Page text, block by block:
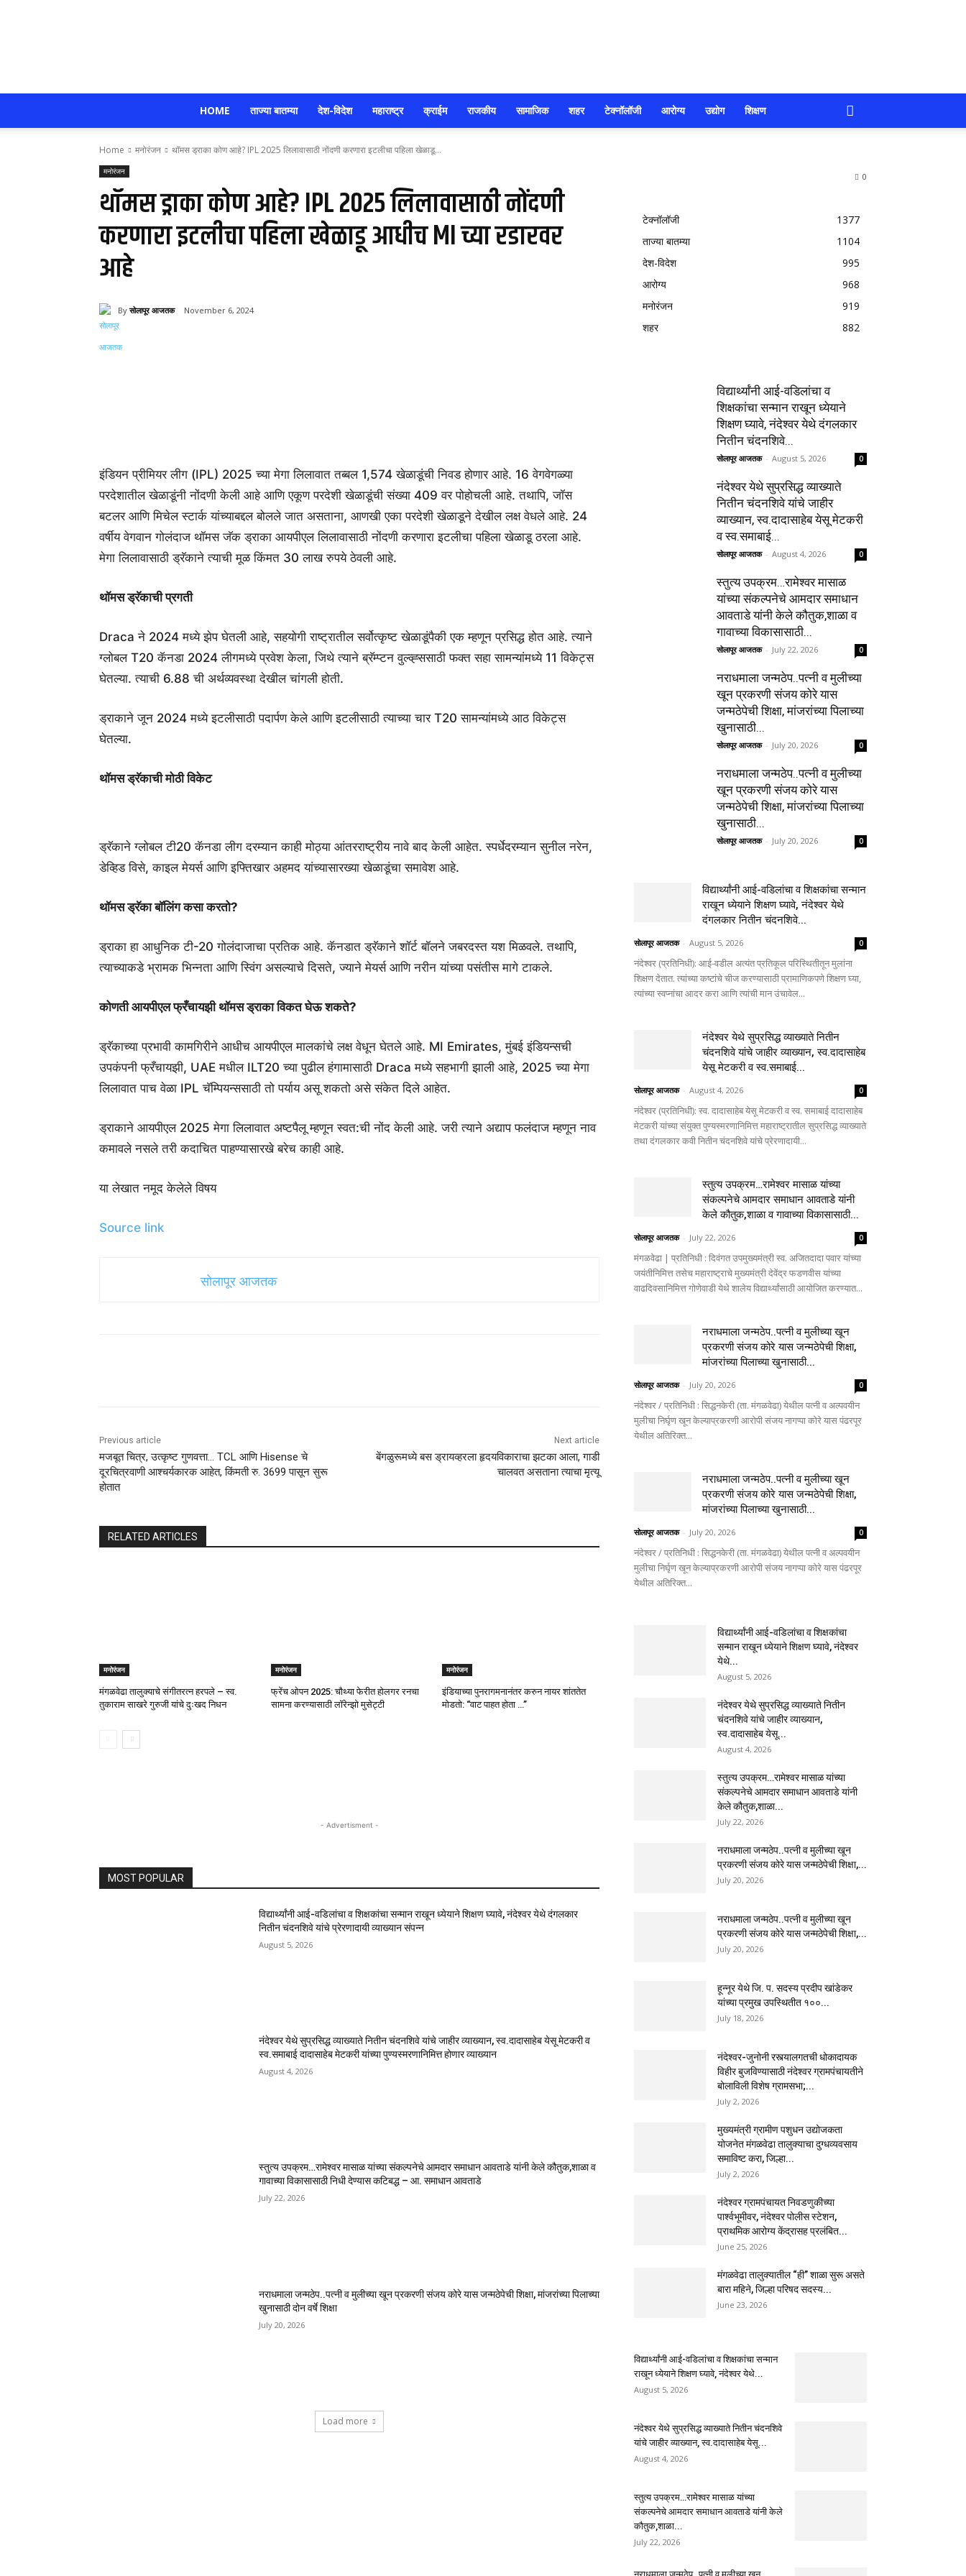
सोलापूर
आजतक
HOME ताज्या बातम्या देश-विदेश महाराष्ट्र क्राईम राजकीय सामाजिक शहर टेक्नॉलॉजी आरोग्य उद्योग शिक्षण
Home मनोरंजन थॉमस ड्राका कोण आहे? IPL 2025 लिलावासाठी नोंदणी करणारा इटलीचा पहिला खेळाडू...
मनोरंजन
थॉमस ड्राका कोण आहे? IPL 2025 लिलावासाठी नोंदणी
करणारा इटलीचा पहिला खेळाडू आधीच MI च्या रडारवर
आहे
By सोलापूर आजतक November 6, 2024
इंडियन प्रीमियर लीग (IPL) 2025 च्या मेगा लिलावात तब्बल 1,574 खेळाडूंची निवड होणार आहे. 16 वेगवेगळ्या
परदेशातील खेळाडूंनी नोंदणी केली आहे आणि एकूण परदेशी खेळाडूंची संख्या 409 वर पोहोचली आहे. तथापि, जॉस
बटलर आणि मिचेल स्टार्क यांच्याबद्दल बोलले जात असताना, आणखी एका परदेशी खेळाडूने देखील लक्ष वेधले आहे. 24
वर्षीय वेगवान गोलंदाज थॉमस जॅक ड्राका आयपीएल लिलावासाठी नोंदणी करणारा इटलीचा पहिला खेळाडू ठरला आहे.
मेगा लिलावासाठी ड्रॅकाने त्याची मूळ किंमत 30 लाख रुपये ठेवली आहे.
थॉमस ड्रॅकाची प्रगती
Draca ने 2024 मध्ये झेप घेतली आहे, सहयोगी राष्ट्रातील सर्वोत्कृष्ट खेळाडूंपैकी एक म्हणून प्रसिद्ध होत आहे. त्याने
ग्लोबल T20 कॅनडा 2024 लीगमध्ये प्रवेश केला, जिथे त्याने ब्रॅम्प्टन वुल्व्ह्ससाठी फक्त सहा सामन्यांमध्ये 11 विकेट्स
घेतल्या. त्याची 6.88 ची अर्थव्यवस्था देखील चांगली होती.
ड्राकाने जून 2024 मध्ये इटलीसाठी पदार्पण केले आणि इटलीसाठी त्याच्या चार T20 सामन्यांमध्ये आठ विकेट्स
घेतल्या.
थॉमस ड्रॅकाची मोठी विकेट
ड्रॅकाने ग्लोबल टी20 कॅनडा लीग दरम्यान काही मोठ्या आंतरराष्ट्रीय नावे बाद केली आहेत. स्पर्धेदरम्यान सुनील नरेन,
डेव्हिड विसे, काइल मेयर्स आणि इफ्तिखार अहमद यांच्यासारख्या खेळाडूंचा समावेश आहे.
थॉमस ड्रॅका बॉलिंग कसा करतो?
ड्राका हा आधुनिक टी-20 गोलंदाजाचा प्रतिक आहे. कॅनडात ड्रॅकाने शॉर्ट बॉलने जबरदस्त यश मिळवले. तथापि,
त्याच्याकडे भ्रामक भिन्नता आणि स्विंग असल्याचे दिसते, ज्याने मेयर्स आणि नरीन यांच्या पसंतीस मागे टाकले.
कोणती आयपीएल फ्रँचायझी थॉमस ड्राका विकत घेऊ शकते?
ड्रॅकाच्या प्रभावी कामगिरीने आधीच आयपीएल मालकांचे लक्ष वेधून घेतले आहे. MI Emirates, मुंबई इंडियन्सची
उपकंपनी फ्रँचायझी, UAE मधील ILT20 च्या पुढील हंगामासाठी Draca मध्ये सहभागी झाली आहे, 2025 च्या मेगा
लिलावात पाच वेळा IPL चॅम्पियन्ससाठी तो पर्याय असू शकतो असे संकेत दिले आहेत.
ड्राकाने आयपीएल 2025 मेगा लिलावात अष्टपैलू म्हणून स्वत:ची नोंद केली आहे. जरी त्याने अद्याप फलंदाज म्हणून नाव
कमावले नसले तरी कदाचित पाहण्यासारखे बरेच काही आहे.
या लेखात नमूद केलेले विषय
Source link
सोलापूर आजतक
Previous article
मजबूत चित्र, उत्कृष्ट गुणवत्ता… TCL आणि Hisense चे
दूरचित्रवाणी आश्चर्यकारक आहेत, किंमती रु. 3699 पासून सुरू
होतात
Next article
बेंगळुरूमध्ये बस ड्रायव्हरला हृदयविकाराचा झटका आला, गाडी
चालवत असताना त्याचा मृत्यू
RELATED ARTICLES
मनोरंजन
मंगळवेढा तालुक्याचे संगीतरत्न हरपले – स्व.
तुकाराम साखरे गुरुजी यांचे दुःखद निधन
मनोरंजन
फ्रेंच ओपन 2025: चौथ्या फेरीत होलगर रनचा
सामना करण्यासाठी लॉरेन्झो मुसेट्टी
मनोरंजन
इंडियाच्या पुनरागमनानंतर करुन नायर शांततेत
मोडतो: “वाट पाहत होता …”
- Advertisment -
MOST POPULAR
विद्यार्थ्यांनी आई-वडिलांचा व शिक्षकांचा सन्मान राखून ध्येयाने शिक्षण घ्यावे, नंदेश्वर येथे दंगलकार
नितीन चंदनशिवे यांचे प्रेरणादायी व्याख्यान संपन्न
August 5, 2026
नंदेश्वर येथे सुप्रसिद्ध व्याख्याते नितीन चंदनशिवे यांचे जाहीर व्याख्यान, स्व.दादासाहेब येसू मेटकरी व
स्व.समाबाई दादासाहेब मेटकरी यांच्या पुण्यस्मरणानिमित्त होणार व्याख्यान
August 4, 2026
स्तुत्य उपक्रम…रामेश्वर मासाळ यांच्या संकल्पनेचे आमदार समाधान आवताडे यांनी केले कौतुक,शाळा व
गावाच्या विकासासाठी निधी देण्यास कटिबद्ध – आ. समाधान आवताडे
July 22, 2026
नराधमाला जन्मठेप..पत्नी व मुलीच्या खून प्रकरणी संजय कोरे यास जन्मठेपेची शिक्षा, मांजरांच्या पिलाच्या
खुनासाठी दोन वर्षे शिक्षा
July 20, 2026
Load more
0
टेक्नॉलॉजी
1377
ताज्या बातम्या
1104
देश-विदेश
995
आरोग्य
968
मनोरंजन
919
शहर
882
विद्यार्थ्यांनी आई-वडिलांचा व
शिक्षकांचा सन्मान राखून ध्येयाने
शिक्षण घ्यावे, नंदेश्वर येथे दंगलकार
नितीन चंदनशिवे...
सोलापूर आजतक - August 5, 2026 0
नंदेश्वर येथे सुप्रसिद्ध व्याख्याते
नितीन चंदनशिवे यांचे जाहीर
व्याख्यान, स्व.दादासाहेब येसू मेटकरी
व स्व.समाबाई...
सोलापूर आजतक - August 4, 2026 0
स्तुत्य उपक्रम…रामेश्वर मासाळ
यांच्या संकल्पनेचे आमदार समाधान
आवताडे यांनी केले कौतुक,शाळा व
गावाच्या विकासासाठी...
सोलापूर आजतक - July 22, 2026 0
नराधमाला जन्मठेप..पत्नी व मुलीच्या
खून प्रकरणी संजय कोरे यास
जन्मठेपेची शिक्षा, मांजरांच्या पिलाच्या
खुनासाठी...
सोलापूर आजतक - July 20, 2026 0
नराधमाला जन्मठेप..पत्नी व मुलीच्या
खून प्रकरणी संजय कोरे यास
जन्मठेपेची शिक्षा, मांजरांच्या पिलाच्या
खुनासाठी...
सोलापूर आजतक - July 20, 2026 0
विद्यार्थ्यांनी आई-वडिलांचा व शिक्षकांचा सन्मान
राखून ध्येयाने शिक्षण घ्यावे, नंदेश्वर येथे
दंगलकार नितीन चंदनशिवे...
सोलापूर आजतक - August 5, 2026 0
नंदेश्वर (प्रतिनिधी): आई-वडील अत्यंत प्रतिकूल परिस्थितीतून मुलांना
शिक्षण देतात. त्यांच्या कष्टांचे चीज करण्यासाठी प्रामाणिकपणे शिक्षण घ्या,
त्यांच्या स्वप्नांचा आदर करा आणि त्यांची मान उंचावेल...
नंदेश्वर येथे सुप्रसिद्ध व्याख्याते नितीन
चंदनशिवे यांचे जाहीर व्याख्यान, स्व.दादासाहेब
येसू मेटकरी व स्व.समाबाई...
सोलापूर आजतक - August 4, 2026 0
नंदेश्वर (प्रतिनिधी): स्व. दादासाहेब येसू मेटकरी व स्व. समाबाई दादासाहेब
मेटकरी यांच्या संयुक्त पुण्यस्मरणानिमित्त महाराष्ट्रातील सुप्रसिद्ध व्याख्याते
तथा दंगलकार कवी नितीन चंदनशिवे यांचे प्रेरणादायी...
स्तुत्य उपक्रम…रामेश्वर मासाळ यांच्या
संकल्पनेचे आमदार समाधान आवताडे यांनी
केले कौतुक,शाळा व गावाच्या विकासासाठी...
सोलापूर आजतक - July 22, 2026 0
मंगळवेढा | प्रतिनिधी : दिवंगत उपमुख्यमंत्री स्व. अजितदादा पवार यांच्या
जयंतीनिमित्त तसेच महाराष्ट्राचे मुख्यमंत्री देवेंद्र फडणवीस यांच्या
वाढदिवसानिमित्त गोणेवाडी येथे शालेय विद्यार्थ्यांसाठी आयोजित करण्यात...
नराधमाला जन्मठेप..पत्नी व मुलीच्या खून
प्रकरणी संजय कोरे यास जन्मठेपेची शिक्षा,
मांजरांच्या पिलाच्या खुनासाठी...
सोलापूर आजतक - July 20, 2026 0
नंदेश्वर / प्रतिनिधी : सिद्धनकेरी (ता. मंगळवेढा) येथील पत्नी व अल्पवयीन
मुलीचा निर्घृण खून केल्याप्रकरणी आरोपी संजय नागप्पा कोरे यास पंढरपूर
येथील अतिरिक्त...
नराधमाला जन्मठेप..पत्नी व मुलीच्या खून
प्रकरणी संजय कोरे यास जन्मठेपेची शिक्षा,
मांजरांच्या पिलाच्या खुनासाठी...
सोलापूर आजतक - July 20, 2026 0
नंदेश्वर / प्रतिनिधी : सिद्धनकेरी (ता. मंगळवेढा) येथील पत्नी व अल्पवयीन
मुलीचा निर्घृण खून केल्याप्रकरणी आरोपी संजय नागप्पा कोरे यास पंढरपूर
येथील अतिरिक्त...
विद्यार्थ्यांनी आई-वडिलांचा व शिक्षकांचा
सन्मान राखून ध्येयाने शिक्षण घ्यावे, नंदेश्वर
येथे...
August 5, 2026
नंदेश्वर येथे सुप्रसिद्ध व्याख्याते नितीन
चंदनशिवे यांचे जाहीर व्याख्यान,
स्व.दादासाहेब येसू...
August 4, 2026
स्तुत्य उपक्रम…रामेश्वर मासाळ यांच्या
संकल्पनेचे आमदार समाधान आवताडे यांनी
केले कौतुक,शाळा...
July 22, 2026
नराधमाला जन्मठेप..पत्नी व मुलीच्या खून
प्रकरणी संजय कोरे यास जन्मठेपेची शिक्षा,...
July 20, 2026
नराधमाला जन्मठेप..पत्नी व मुलीच्या खून
प्रकरणी संजय कोरे यास जन्मठेपेची शिक्षा,...
July 20, 2026
हून्नूर येथे जि. प. सदस्य प्रदीप खांडेकर
यांच्या प्रमुख उपस्थितीत १००...
July 18, 2026
नंदेश्वर-जुनोनी रस्त्यालगतची धोकादायक
विहीर बुजविण्यासाठी नंदेश्वर ग्रामपंचायतीने
बोलाविली विशेष ग्रामसभा;...
July 2, 2026
मुख्यमंत्री ग्रामीण पशुधन उद्योजकता
योजनेत मंगळवेढा तालुक्याचा दुग्धव्यवसाय
समाविष्ट करा, जिल्हा...
July 2, 2026
नंदेश्वर ग्रामपंचायत निवडणुकीच्या
पार्श्वभूमीवर, नंदेश्वर पोलीस स्टेशन,
प्राथमिक आरोग्य केंद्रासह प्रलंबित...
June 25, 2026
मंगळवेढा तालुक्यातील “ही” शाळा सुरू असते
बारा महिने, जिल्हा परिषद सदस्य...
June 23, 2026
विद्यार्थ्यांनी आई-वडिलांचा व शिक्षकांचा सन्मान
राखून ध्येयाने शिक्षण घ्यावे, नंदेश्वर येथे...
August 5, 2026
नंदेश्वर येथे सुप्रसिद्ध व्याख्याते नितीन चंदनशिवे
यांचे जाहीर व्याख्यान, स्व.दादासाहेब येसू...
August 4, 2026
स्तुत्य उपक्रम…रामेश्वर मासाळ यांच्या
संकल्पनेचे आमदार समाधान आवताडे यांनी केले
कौतुक,शाळा...
July 22, 2026